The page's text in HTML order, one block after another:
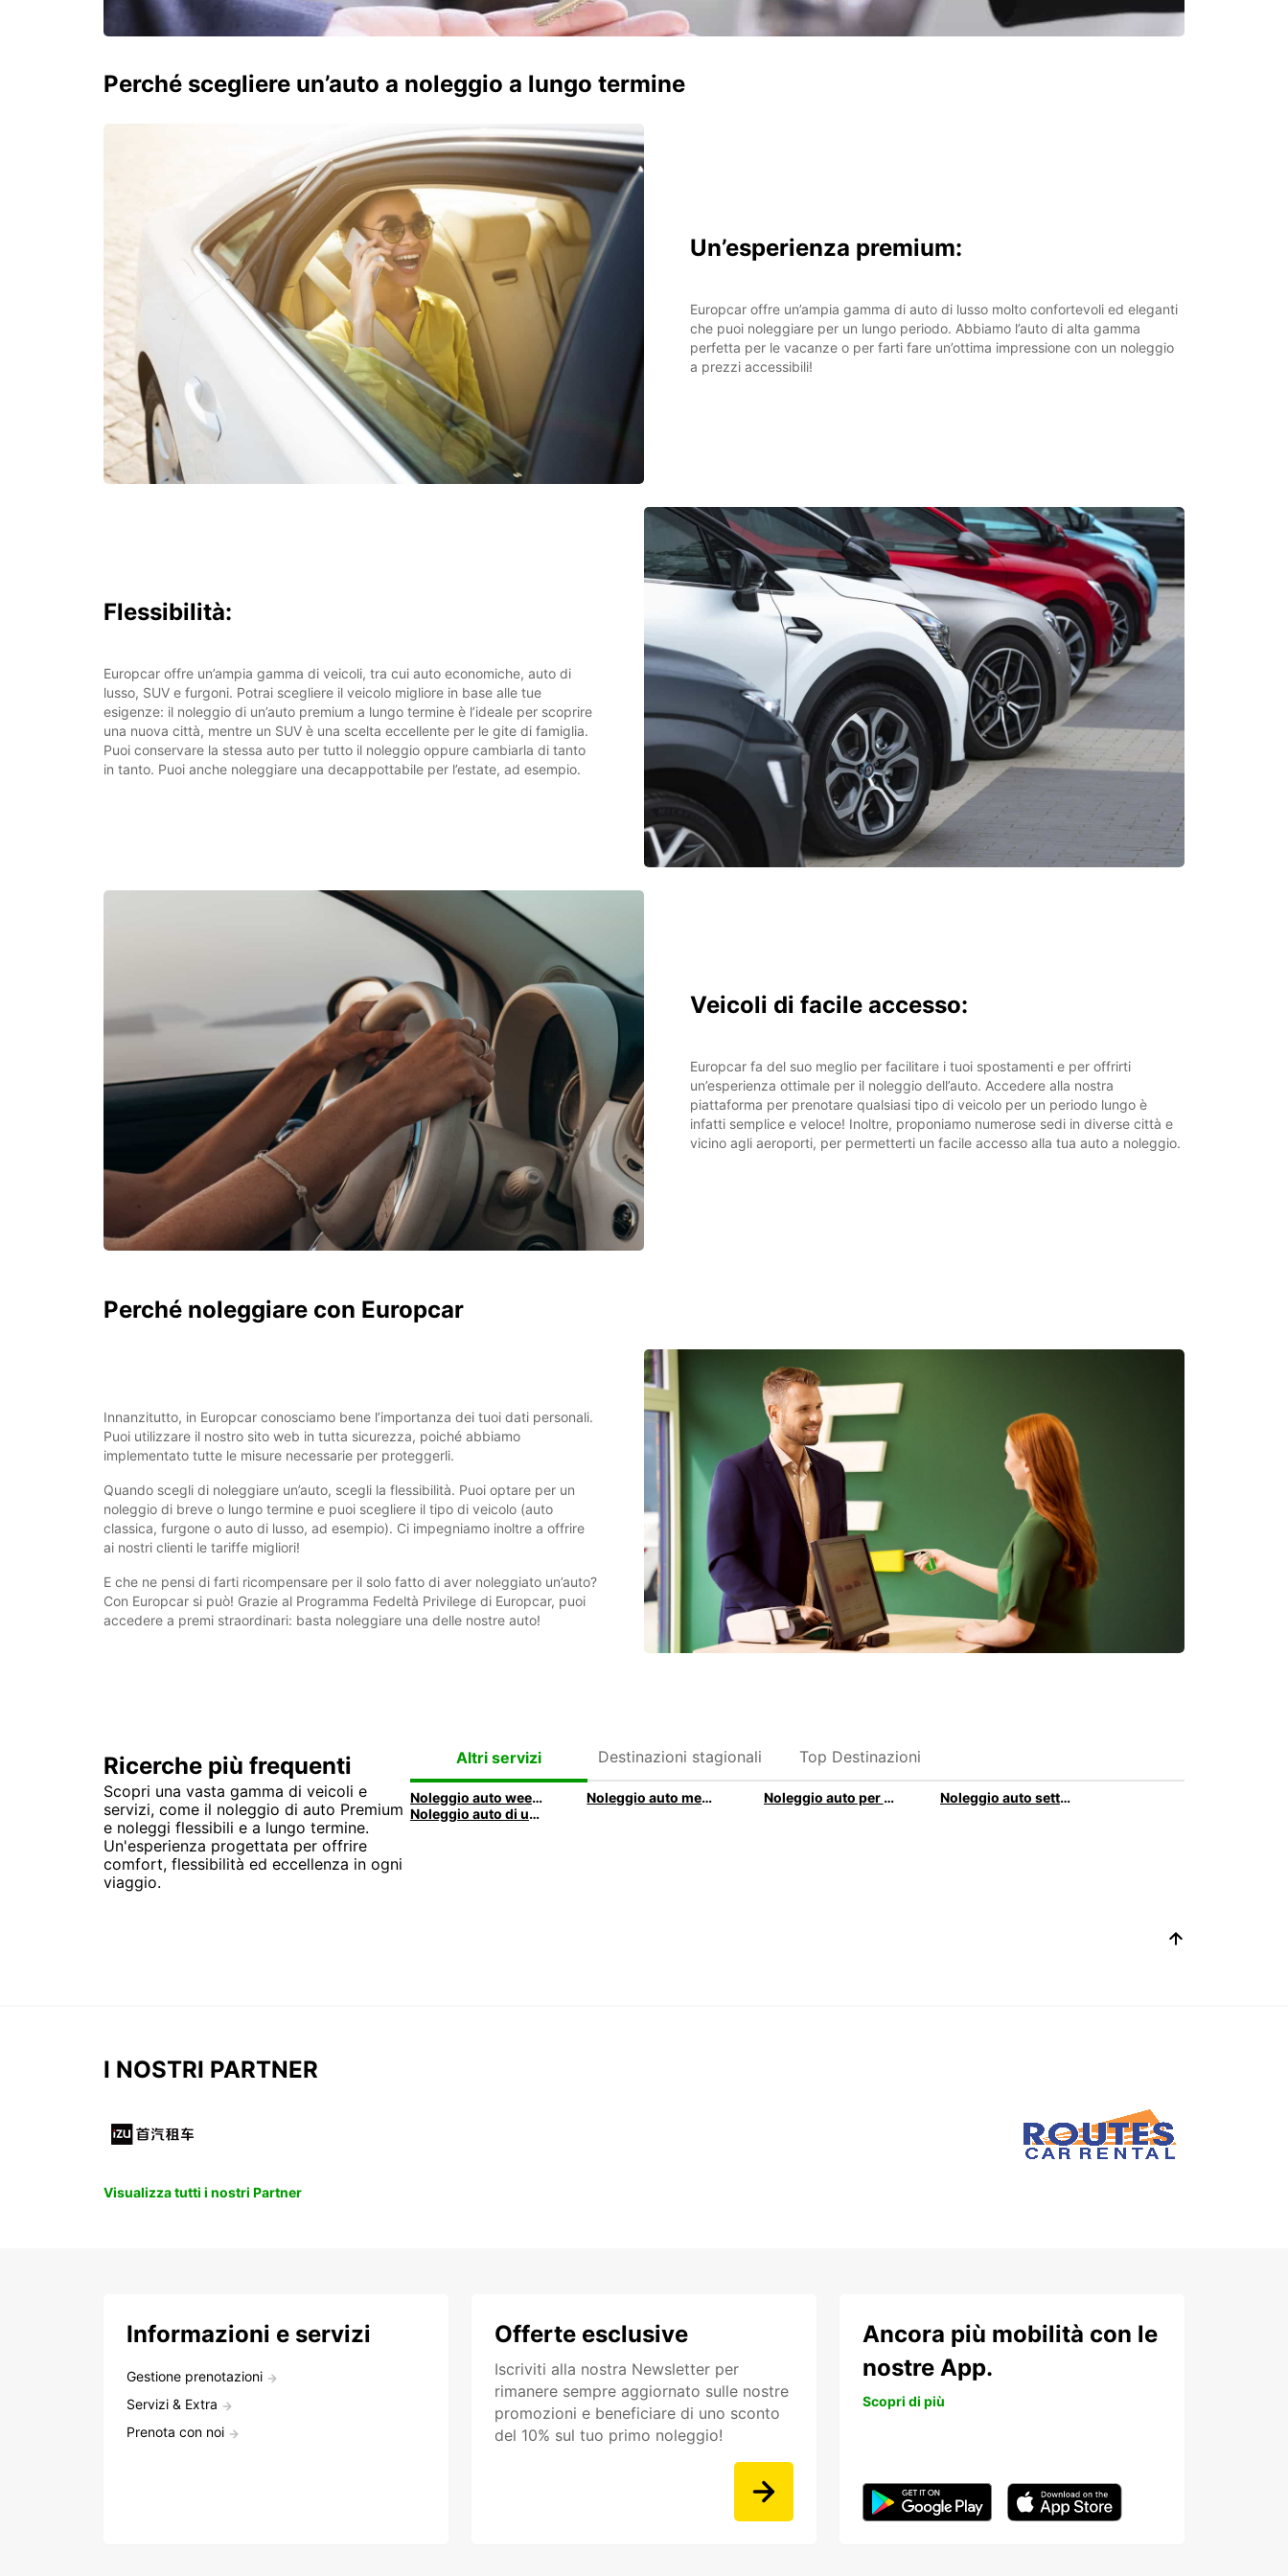
Perché scegliere un’auto a noleggio a lungo termine
Un’esperienza premium:
Europcar offre un’ampia gamma di auto di lusso molto confortevoli ed eleganti
che puoi noleggiare per un lungo periodo. Abbiamo l’auto di alta gamma
perfetta per le vacanze o per farti fare un’ottima impressione con un noleggio
a prezzi accessibili!
Flessibilità:
Europcar offre un’ampia gamma di veicoli, tra cui auto economiche, auto di
lusso, SUV e furgoni. Potrai scegliere il veicolo migliore in base alle tue
esigenze: il noleggio di un’auto premium a lungo termine è l’ideale per scoprire
una nuova città, mentre un SUV è una scelta eccellente per le gite di famiglia.
Puoi conservare la stessa auto per tutto il noleggio oppure cambiarla di tanto
in tanto. Puoi anche noleggiare una decappottabile per l’estate, ad esempio.
Veicoli di facile accesso:
Europcar fa del suo meglio per facilitare i tuoi spostamenti e per offrirti
un’esperienza ottimale per il noleggio dell’auto. Accedere alla nostra
piattaforma per prenotare qualsiasi tipo di veicolo per un periodo lungo è
infatti semplice e veloce! Inoltre, proponiamo numerose sedi in diverse città e
vicino agli aeroporti, per permetterti un facile accesso alla tua auto a noleggio.
Perché noleggiare con Europcar
Innanzitutto, in Europcar conosciamo bene l’importanza dei tuoi dati personali.
Puoi utilizzare il nostro sito web in tutta sicurezza, poiché abbiamo
implementato tutte le misure necessarie per proteggerli.
Quando scegli di noleggiare un’auto, scegli la flessibilità. Puoi optare per un
noleggio di breve o lungo termine e puoi scegliere il tipo di veicolo (auto
classica, furgone o auto di lusso, ad esempio). Ci impegniamo inoltre a offrire
ai nostri clienti le tariffe migliori!
E che ne pensi di farti ricompensare per il solo fatto di aver noleggiato un’auto?
Con Europcar si può! Grazie al Programma Fedeltà Privilege di Europcar, puoi
accedere a premi straordinari: basta noleggiare una delle nostre auto!
Ricerche più frequenti
Scopri una vasta gamma di veicoli e
servizi, come il noleggio di auto Premium
e noleggi flessibili e a lungo termine.
Un'esperienza progettata per offrire
comfort, flessibilità ed eccellenza in ogni
viaggio.
Altri servizi Destinazioni stagionali Top Destinazioni
Noleggio auto weekend Noleggio auto mensile Noleggio auto per un giorno
Noleggio auto settimanale
Noleggio auto di un’ora
I NOSTRI PARTNER
Visualizza tutti i nostri Partner
Informazioni e servizi
Gestione prenotazioni
Servizi & Extra
Prenota con noi
Offerte esclusive
Iscriviti alla nostra Newsletter per
rimanere sempre aggiornato sulle nostre
promozioni e beneficiare di uno sconto
del 10% sul tuo primo noleggio!
Ancora più mobilità con le
nostre App.
Scopri di più